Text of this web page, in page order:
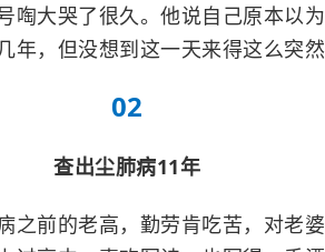
啕大哭了很久。他说自己原本以
年，但没想到这一天来得这么突然
02
查出尘肺病11年
之前的老高，勤劳肯吃苦，对老